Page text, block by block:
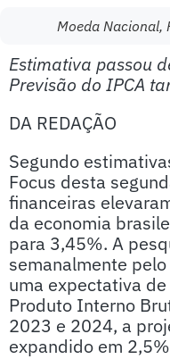
Moeda Nacional,
Estimativa passou
Previsão do IPCA
DA REDAÇÃO
Segundo
Focus desta
financeiras
da economia
para 3,45%. A
semanalmente
uma expectativa
Produto Interno
2023 e 2024, a
expandido em